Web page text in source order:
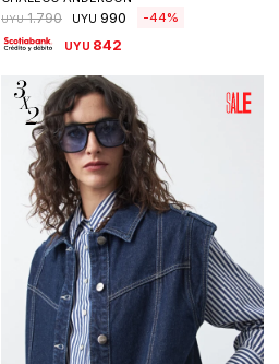
UYU 1.790 UYU 990 44
UYU 842